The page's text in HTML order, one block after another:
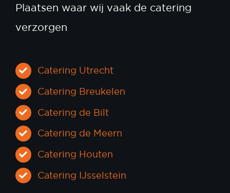
Plaatsen waar wij vaak de catering
verzorgen
Catering Utrecht
Catering Breukelen
Catering de Bilt
Catering de Meern
Catering Houten
Catering IJsselstein